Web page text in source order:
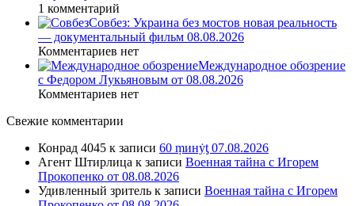
1 комментарий
Совбез: Украина без мостов новая реальность
— документальный фильм 08.08.2026
Комментариев нет
Международное обозрение
с Федором Лукьяновым от 08.08.2026
Комментариев нет
Свежие комментарии
Конрад 4045 к записи 60 ṃинẏƫ 07.08.2026
Агент Штирлица к записи Военная тайна с Игорем
Прокопенко от 08.08.2026
Удивленный зритель к записи Военная тайна с Игорем